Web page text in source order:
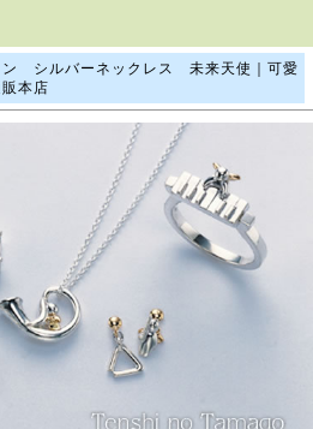
シルバーネックレス 未来天使｜可愛
本店